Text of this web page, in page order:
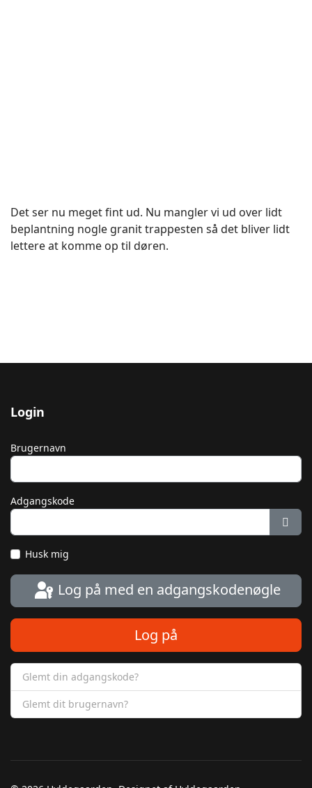
Det ser nu meget fint ud. Nu mangler vi ud over lidt
beplantning nogle granit trappesten så det bliver lidt
lettere at komme op til døren.
Login
Brugernavn
Adgangskode
Vis
Husk mig
Log på med en adgangskodenøgle
Log på
Glemt din adgangskode?
Glemt dit brugernavn?